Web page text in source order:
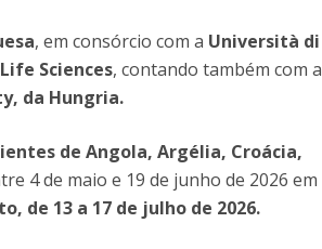
, em consórcio com a Università di
Sciences, contando também com a
da Hungria.
de Angola, Argélia, Croácia,
4 de maio e 19 de junho de 2026 em
de 13 a 17 de julho de 2026.